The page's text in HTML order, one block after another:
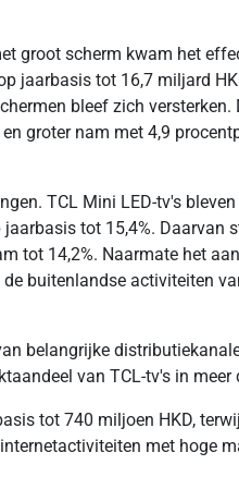
groot scherm kwam het
jaarbasis tot 16,7 miljard
bleef zich
groter nam met 4,9
TCL Mini LED-tv's
tot 15,4%. Daarvan
14,2%. Naarmate het
buitenlandse activiteiten
belangrijke
van TCL-tv's in
tot 740 miljoen HKD,
met hoge